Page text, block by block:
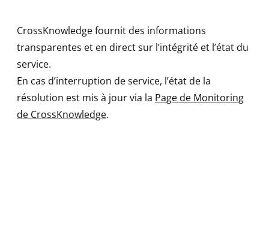
CrossKnowledge fournit des informations
transparentes et en direct sur l’intégrité et l’état du
service.
En cas d’interruption de service, l’état de la
résolution est mis à jour via la Page de Monitoring
de CrossKnowledge.